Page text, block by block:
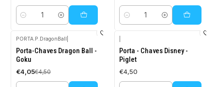
Quantidade Quantidade
-10%
DESCONTO
PORTA.P.DragonBall
Porta-Chaves Dragon Ball -
Goku
€4,05€4,50
Porta - Chaves Disney -
Piglet
€4,50